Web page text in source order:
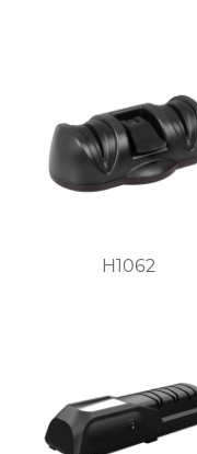
H1062